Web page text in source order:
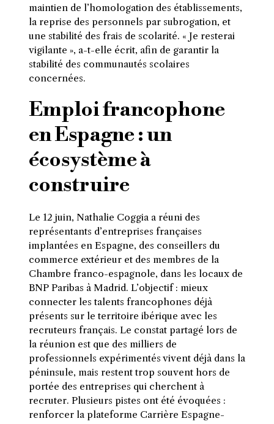
maintien de l’homologation des établissements,
la reprise des personnels par subrogation, et
une stabilité des frais de scolarité. « Je resterai
vigilante », a-t-elle écrit, afin de garantir la
stabilité des communautés scolaires
concernées.
Emploi francophone
en Espagne : un
écosystème à
construire
Le 12 juin, Nathalie Coggia a réuni des
représentants d’entreprises françaises
implantées en Espagne, des conseillers du
commerce extérieur et des membres de la
Chambre franco-espagnole, dans les locaux de
BNP Paribas à Madrid. L’objectif : mieux
connecter les talents francophones déjà
présents sur le territoire ibérique avec les
recruteurs français. Le constat partagé lors de
la réunion est que des milliers de
professionnels expérimentés vivent déjà dans la
péninsule, mais restent trop souvent hors de
portée des entreprises qui cherchent à
recruter. Plusieurs pistes ont été évoquées :
renforcer la plateforme Carrière Espagne-